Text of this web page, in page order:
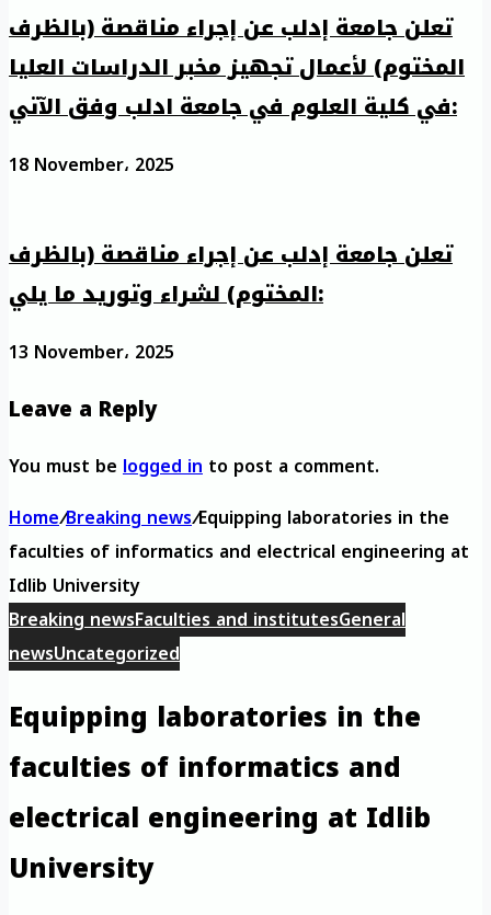
تعلن جامعة إدلب عن إجراء مناقصة (بالظرف
المختوم) لأعمال تجهيز مخبر الدراسات العليا
في كلية العلوم في جامعة ادلب وفق الآتي:
18 November، 2025
تعلن جامعة إدلب عن إجراء مناقصة (بالظرف
المختوم) لشراء وتوريد ما يلي:
13 November، 2025
Leave a Reply
You must belogged into post a comment.
Home/Breaking news/Equipping laboratories in the
faculties of informatics and electrical engineering at
Idlib University
Breaking newsFaculties and institutesGeneral
newsUncategorized
Equipping laboratories in the
faculties of informatics and
electrical engineering at Idlib
University